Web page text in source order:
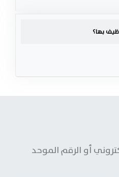
بها؟
أو الرقم الموحد